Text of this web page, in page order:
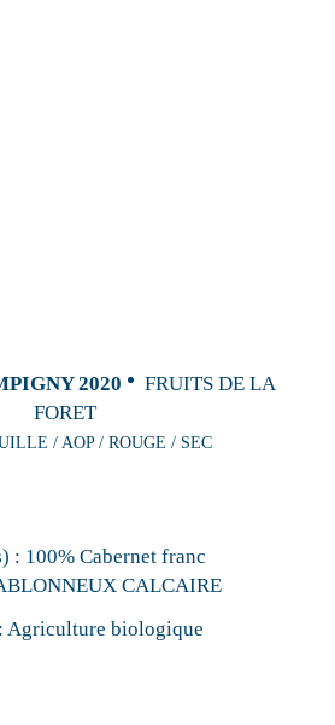
2020
FRUITS DE LA
FORET
/ AOP / ROUGE / SEC
: 100% Cabernet franc
CALCAIRE
Agriculture biologique